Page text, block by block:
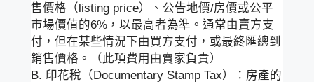
售價格（listing price）、公告地價/房價或公平
市場價值的6%，以最高者為準。通常由賣方支
付，但在某些情況下由買方支付，或最終匯總到
銷售價格。（此項費用由賣家負責）
B. 印花稅（Documentary Stamp Tax）：房產的